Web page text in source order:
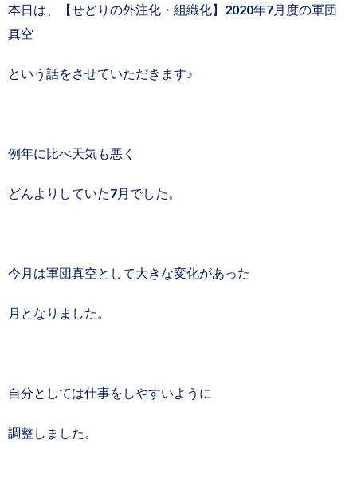
本日は、【せどりの外注化・組織化】2020年7月度の軍団
真空
という話をさせていただきます♪
例年に比べ天気も悪く
どんよりしていた7月でした。
今月は軍団真空として大きな変化があった
月となりました。
自分としては仕事をしやすいように
調整しました。